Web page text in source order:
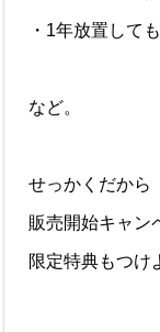
・1年放置して
など。
せっかくだから
販売開始キャン
限定特典もつけ